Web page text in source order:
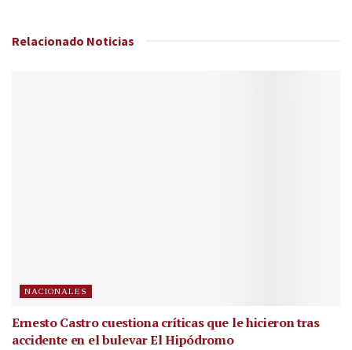
Relacionado Noticias
NACIONALES
Ernesto Castro cuestiona críticas que le hicieron tras
accidente en el bulevar El Hipódromo